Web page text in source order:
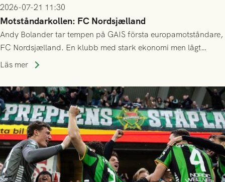
2026-07-21 11:30
Motståndarkollen: FC Nordsjælland
Andy Bolander tar tempen på GAIS första europamotståndare,
FC Nordsjælland. En klubb med stark ekonomi men lågt
publiksnitt, ett lag med både kollektiv styrka och individuell
Läs mer